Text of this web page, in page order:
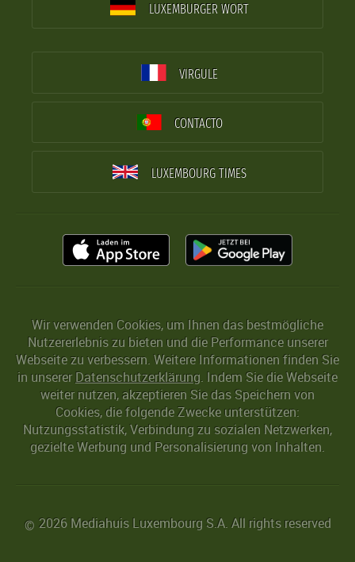
LUXEMBURGER WORT
VIRGULE
CONTACTO
LUXEMBOURG TIMES
Wir verwenden Cookies, um Ihnen das bestmögliche
Nutzererlebnis zu bieten und die Performance unserer
Webseite zu verbessern. Weitere Informationen finden Sie
in unserer Datenschutzerklärung. Indem Sie die Webseite
weiter nutzen, akzeptieren Sie das Speichern von
Cookies, die folgende Zwecke unterstützen:
Nutzungsstatistik, Verbindung zu sozialen Netzwerken,
gezielte Werbung und Personalisierung von Inhalten.
© 2026 Mediahuis Luxembourg S.A. All rights reserved